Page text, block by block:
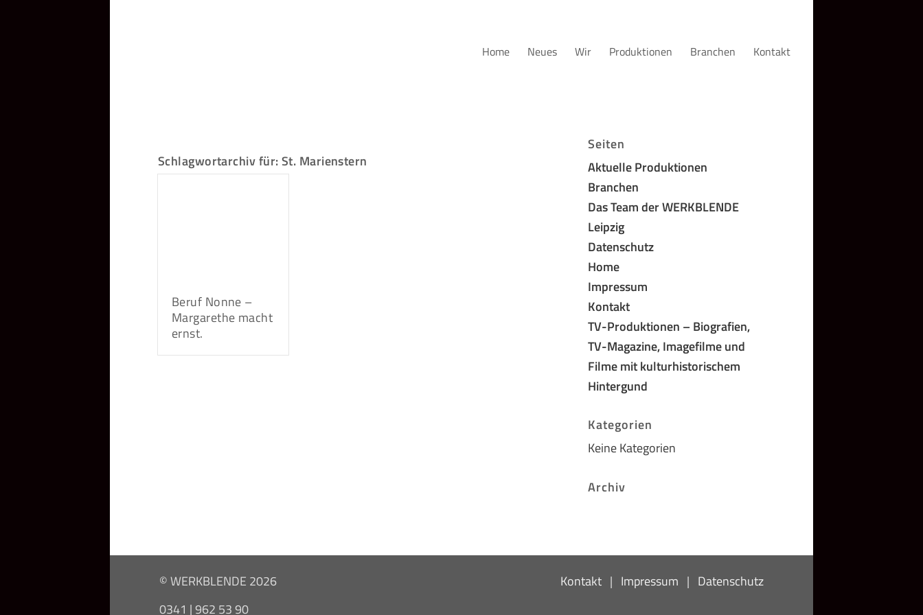
Home Neues Wir Produktionen Branchen Kontakt
Schlagwortarchiv für:St. Marienstern
Beruf Nonne –
Margarethe macht
ernst.
Seiten
Aktuelle Produktionen
Branchen
Das Team der WERKBLENDE
Leipzig
Datenschutz
Home
Impressum
Kontakt
TV-Produktionen – Biografien,
TV-Magazine, Imagefilme und
Filme mit kulturhistorischem
Hintergund
Kategorien
Keine Kategorien
Archiv
© WERKBLENDE 2026
0341 | 962 53 90
Kontakt | Impressum | Datenschutz